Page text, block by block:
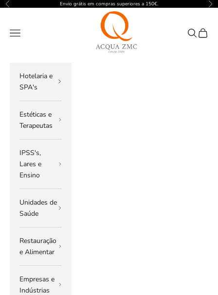
Pular para o conteúdo
Anterior Envio grátis em compras superiores a 150€.
ACQUA ZMC
Menu
Pesquisar
Hotelaria e
SPA's
Estéticas e
Terapeutas
IPSS's,
Lares e
Ensino
Unidades de
Saúde
Restauração
e Alimentar
Empresas e
Indústrias